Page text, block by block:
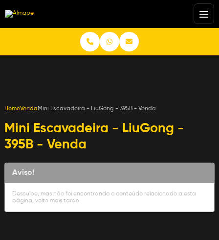
HomeVenda Mini Escavadeira - LiuGong - 395B - Venda
Mini Escavadeira - LiuGong -
395B - Venda
Aviso!
Desculpe, mas não foi encontrando o conteúdo relacionado a esta
página, volte mais tarde